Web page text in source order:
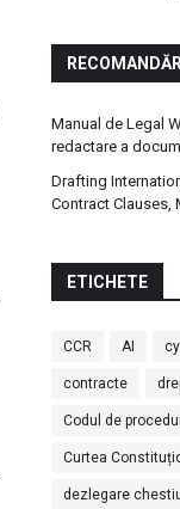
RECOMANDĂRI
Manual de Legal
redactare a
Drafting
Contract Clauses,
ETICHETE
CCR AI
contracte
Codul de
Curtea
dezlegare